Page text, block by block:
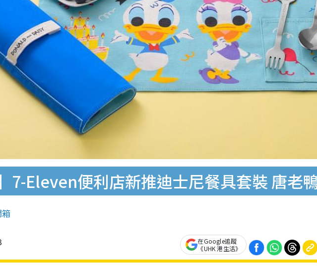
7-Eleven便利店新推迪士尼餐具套裝 唐老
在Google追蹤
《UHK 港生活》